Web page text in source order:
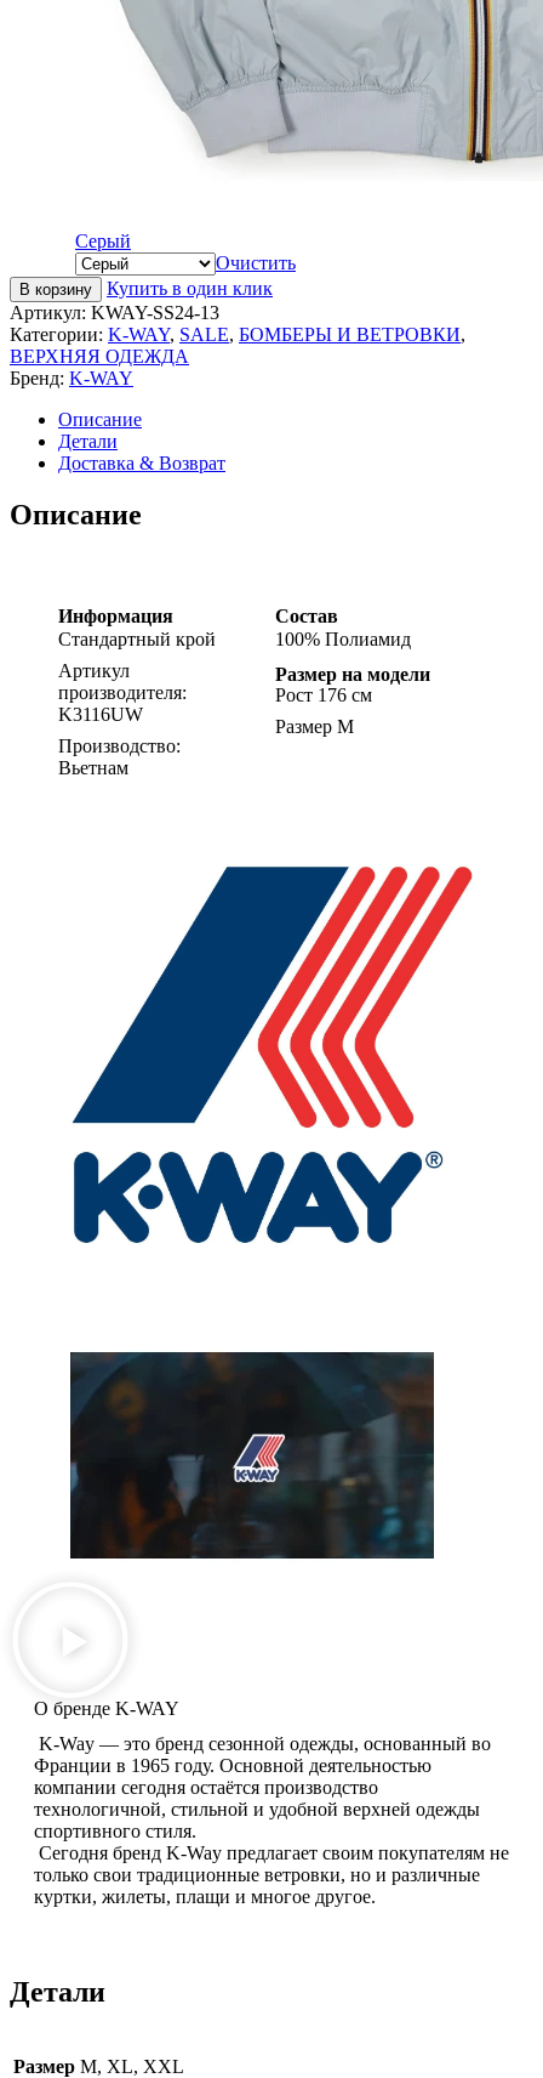
Серый
Очистить
В корзину
Купить в один клик
Артикул: KWAY-SS24-13
Категории: K-WAY, SALE, БОМБЕРЫ И ВЕТРОВКИ,
ВЕРХНЯЯ ОДЕЖДА
Бренд: K-WAY
Описание
Детали
Доставка & Возврат
Описание
Информация
Стандартный крой
Артикул
производителя:
K3116UW
Производство:
Вьетнам
Состав
100% Полиамид
Размер на модели
Рост 176 см
Размер M
О бренде K-WAY
K-Way — это бренд сезонной одежды, основанный во
Франции в 1965 году. Основной деятельностью
компании сегодня остаётся производство
технологичной, стильной и удобной верхней одежды
спортивного стиля.
Сегодня бренд K-Way предлагает своим покупателям не
только свои традиционные ветровки, но и различные
куртки, жилеты, плащи и многое другое.
Детали
Размер M, XL, XXL